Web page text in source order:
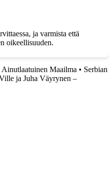
ja varmista että
oikeellisuuden.
Maailma • Serbian
ja Juha Väyrynen –